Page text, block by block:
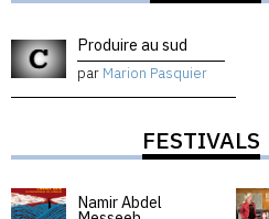
Produire au sud
par Marion Pasquier
FESTIVALS
Namir Abdel